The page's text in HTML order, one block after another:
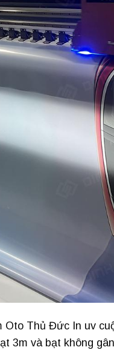
Oto Thủ Đức In uv
3m và bạt không